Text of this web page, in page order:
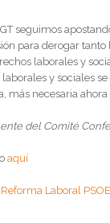
seguimos
para derogar
laborales y
laborales y sociales
más necesaria
del Comité
aquí
Laboral